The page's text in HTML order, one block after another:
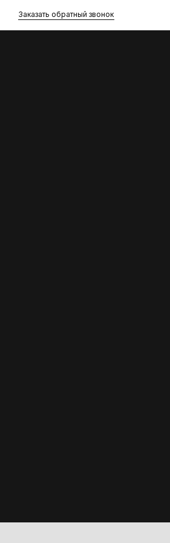
Заказать обратный звонок